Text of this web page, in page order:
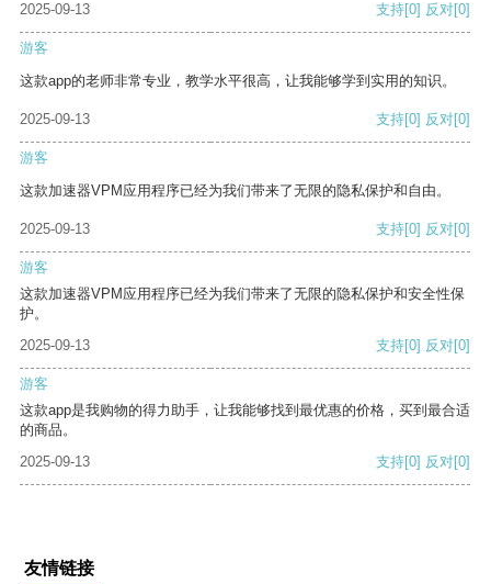
2025-09-13 支持[0] 反对[0]
游客
这款app的老师非常专业，教学水平很高，让我能够学到实用的知识。
2025-09-13 支持[0] 反对[0]
游客
这款加速器VPM应用程序已经为我们带来了无限的隐私保护和自由。
2025-09-13 支持[0] 反对[0]
游客
这款加速器VPM应用程序已经为我们带来了无限的隐私保护和安全性保
护。
2025-09-13
支持[0] 反对[0]
游客
这款app是我购物的得力助手，让我能够找到最优惠的价格，买到最合适
的商品。
2025-09-13
支持[0] 反对[0]
友情链接